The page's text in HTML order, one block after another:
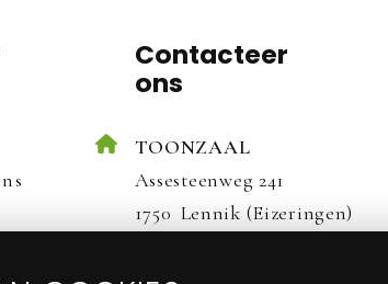
Contacteer
ons
TOONZAAL
Assesteenweg 241
1750 Lennik (Eizeringen)
Begijnenmeers 42, 1770